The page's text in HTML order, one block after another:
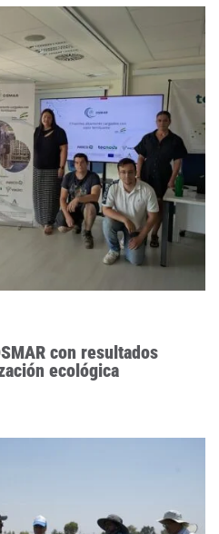
con resultados
ecológica